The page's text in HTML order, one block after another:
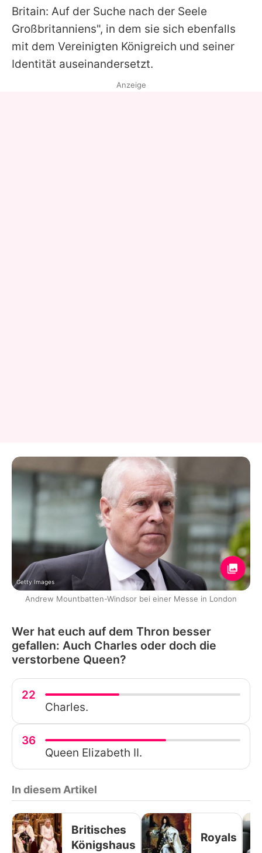
Britain: Auf der Suche nach der Seele
Großbritanniens", in dem sie sich ebenfalls
mit dem Vereinigten Königreich und seiner
Identität auseinandersetzt.
Anzeige
Getty Images
Andrew Mountbatten-Windsor bei einer Messe in London
Wer hat euch auf dem Thron besser
gefallen: Auch Charles oder doch die
verstorbene Queen?
22
Charles.
36
Queen Elizabeth II.
In diesem Artikel
Britisches
Königshaus
Royals